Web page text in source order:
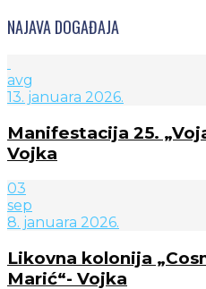
NAJAVA DOGAĐAJA
avg
13. januara 2026.
Manifestacija 25.
Vojka
03
sep
8. januara 2026.
Likovna kolonija
Marić“- Vojka